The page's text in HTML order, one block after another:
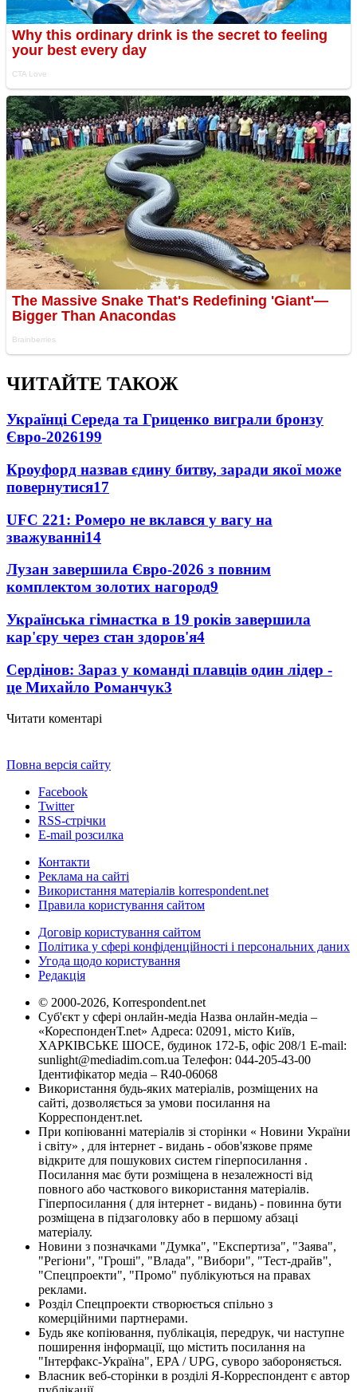
ЧИТАЙТЕ ТАКОЖ
Українці Середа та Гриценко виграли бронзу
Євро-2026199
Кроуфорд назвав єдину битву, заради якої може
повернутися17
UFC 221: Ромеро не вклався у вагу на
зважуванні14
Лузан завершила Євро-2026 з повним
комплектом золотих нагород9
Українська гімнастка в 19 років завершила
кар'єру через стан здоров'я4
Сердінов: Зараз у команді плавців один лідер -
це Михайло Романчук3
Читати коментарі
Повна версія сайту
Facebook
Twitter
RSS-стрічки
E-mail розсилка
Контакти
Реклама на сайті
Використання матеріалів korrespondent.net
Правила користування сайтом
Договір користування сайтом
Політика у сфері конфіденційності і персональних даних
Угода щодо користування
Редакція
© 2000-2026, Korrespondent.net
Суб'єкт у сфері онлайн-медіа Назва онлайн-медіа –
«КореспонденТ.net» Адреса: 02091, місто Київ,
ХАРКІВСЬКЕ ШОСЕ, будинок 172-Б, офіс 208/1 E-mail:
sunlight@mediadim.com.ua Телефон: 044-205-43-00
Ідентифікатор медіа – R40-06068
Використання будь-яких матеріалів, розміщених на
сайті, дозволяється за умови посилання на
Корреспондент.net.
При копіюванні матеріалів зі сторінки « Новини України
і світу» , для інтернет - видань - обов'язкове пряме
відкрите для пошукових систем гіперпосилання .
Посилання має бути розміщена в незалежності від
повного або часткового використання матеріалів.
Гіперпосилання ( для інтернет - видань) - повинна бути
розміщена в підзаголовку або в першому абзаці
матеріалу.
Новини з позначками "Думка", "Експертиза", "Заява",
"Регіони", "Гроші", "Влада", "Вибори", "Тест-драйв",
"Спецпроекти", "Промо" публікуються на правах
реклами.
Розділ Спецпроекти створюється спільно з
комерційними партнерами.
Будь яке копіювання, публікація, передрук, чи наступне
поширення інформації, що містить посилання на
"Інтерфакс-Україна", EPA / UPG, суворо забороняється.
Власник веб-сторінки в розділі Я-Корреспондент є автор